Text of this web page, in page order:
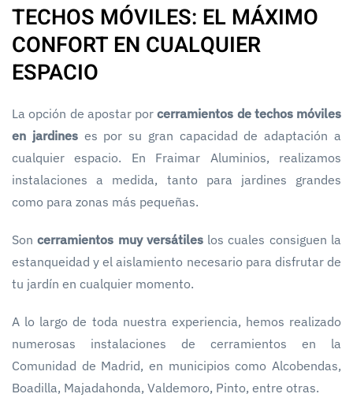
TECHOS MÓVILES: EL MÁXIMO
CONFORT EN CUALQUIER
ESPACIO
La opción de apostar porcerramientos de techos móviles
en jardineses por su gran capacidad de adaptación a
cualquier espacio. En Fraimar Aluminios, realizamos
instalaciones a medida, tanto para jardines grandes
como para zonas más pequeñas.
Soncerramientos muy versátileslos cuales consiguen la
estanqueidad y el aislamiento necesario para disfrutar de
tu jardín en cualquier momento.
A lo largo de toda nuestra experiencia, hemos realizado
numerosas instalaciones de cerramientos en la
Comunidad de Madrid, en municipios como Alcobendas,
Boadilla, Majadahonda, Valdemoro, Pinto, entre otras.